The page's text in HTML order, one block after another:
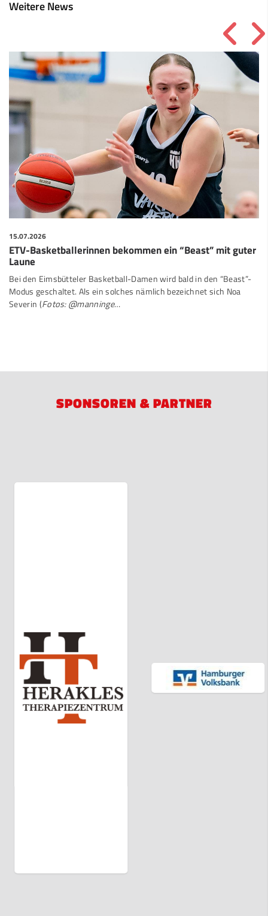
Weitere News
15.07.2026
ETV-Basketballerinnen bekommen ein “Beast” mit guter
Laune
Bei den Eimsbütteler Basketball-Damen wird bald in den “Beast”-
Modus geschaltet. Als ein solches nämlich bezeichnet sich Noa
Severin (Fotos: @manninge…
SPONSOREN & PARTNER